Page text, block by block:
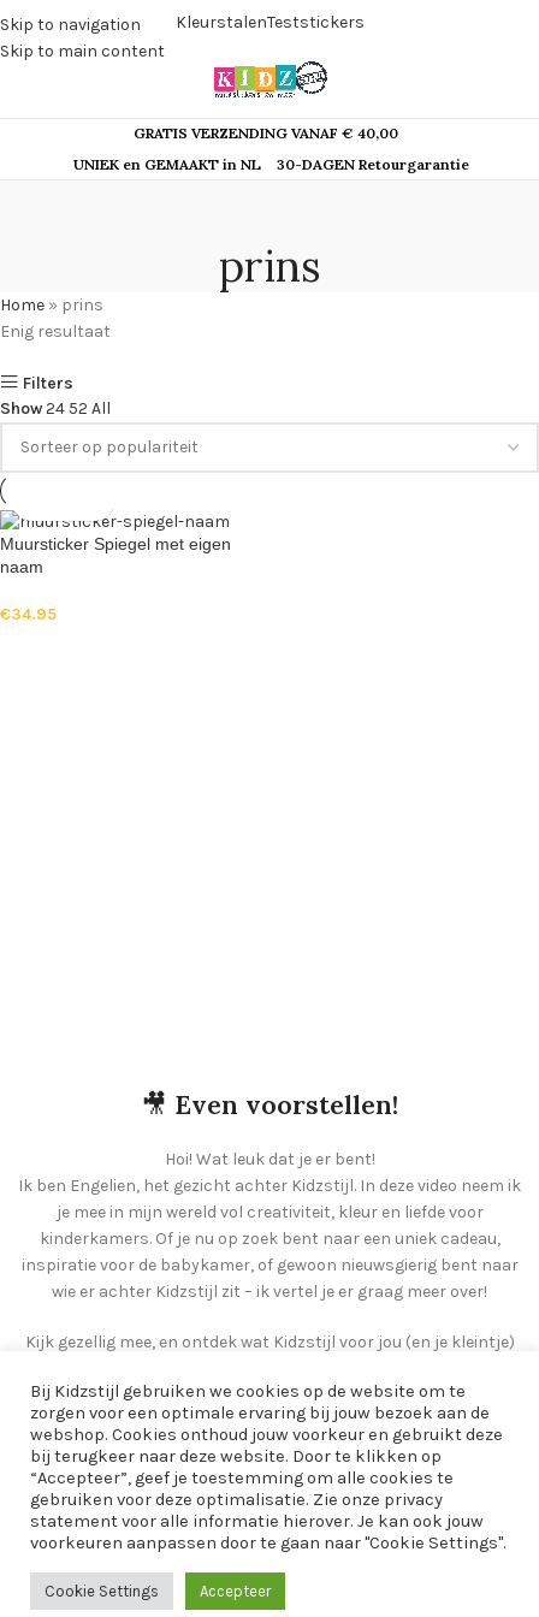
Skip to navigation
Skip to main content
KleurstalenTeststickers
GRATIS VERZENDING VANAF € 40,00
UNIEK en GEMAAKT in NL
30-DAGEN Retourgarantie
prins
Home » prins
Enig resultaat
Filters
Show24 52 All
Muursticker Spiegel met eigen
naam
€34.95
🎥 Even voorstellen!
Hoi! Wat leuk dat je er bent!
Ik ben Engelien, het gezicht achter Kidzstijl. In deze video neem ik
je mee in mijn wereld vol creativiteit, kleur en liefde voor
kinderkamers. Of je nu op zoek bent naar een uniek cadeau,
inspiratie voor de babykamer, of gewoon nieuwsgierig bent naar
wie er achter Kidzstijl zit – ik vertel je er graag meer over!
Kijk gezellig mee, en ontdek wat Kidzstijl voor jou (en je kleintje)
Bij Kidzstijl gebruiken we cookies op de website om te
zorgen voor een optimale ervaring bij jouw bezoek aan de
webshop. Cookies onthoud jouw voorkeur en gebruikt deze
bij terugkeer naar deze website. Door te klikken op
“Accepteer”, geef je toestemming om alle cookies te
gebruiken voor deze optimalisatie. Zie onze privacy
statement voor alle informatie hierover. Je kan ook jouw
voorkeuren aanpassen door te gaan naar "Cookie Settings".
Cookie Settings Accepteer